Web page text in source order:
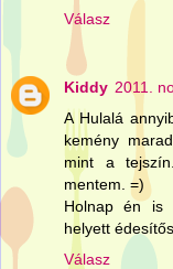
Válasz
Kiddy 2011.
A Hulalá
kemény
mint a
mentem. =)
Holnap én is
helyett
Válasz